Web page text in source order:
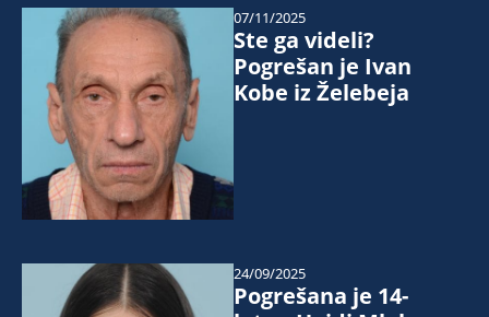
Ste ga videli?
Pogrešan je Ivan
Kobe iz Želebeja
07/11/2025
Pogrešana je 14-
24/09/2025